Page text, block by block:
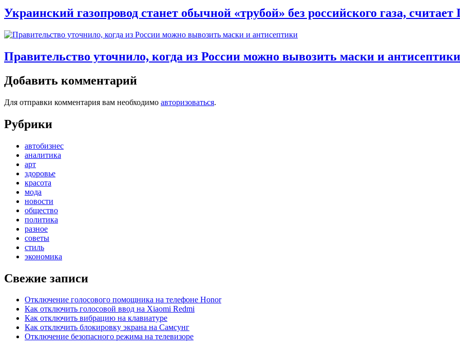
Украинский газопровод станет обычной «трубой» без российского газа,
Правительство уточнило, когда из России можно вывозить маски и антисептики
Добавить комментарий
Для отправки комментария вам необходимо авторизоваться.
Рубрики
автобизнес
аналитика
арт
здоровье
красота
мода
новости
общество
политика
разное
советы
стиль
экономика
Свежие записи
Отключение голосового помощника на телефоне Honor
Как отключить голосовой ввод на Xiaomi Redmi
Как отключить вибрацию на клавиатуре
Как отключить блокировку экрана на Самсунг
Отключение безопасного режима на телевизоре